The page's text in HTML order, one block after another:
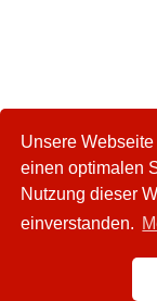
Unsere
einen optimalen
Nutzung dieser
einverstanden.